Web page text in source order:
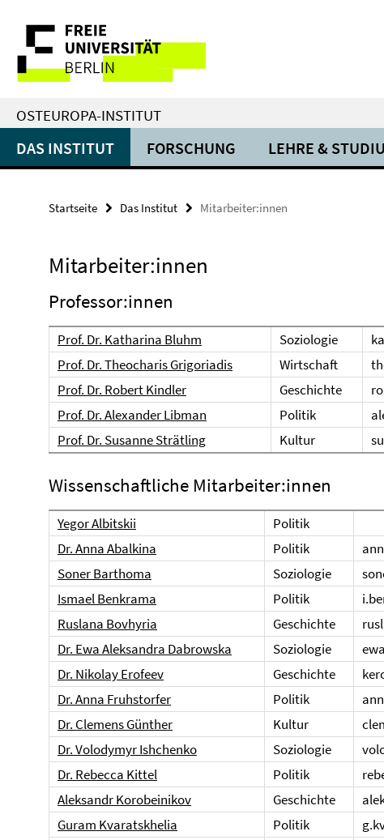
direkt
Inhalt
Service-
Navigation
OSTEUROPA-INSTITUT
DAS INSTITUT FORSCHUNG LEHRE &
Startseite Das Institut Mitarbeiter:innen
Mitarbeiter:innen
Professor:innen
Prof. Dr. Katharina Bluhm Soziologie
Prof. Dr. Theocharis Grigoriadis
Wirtschaft
Prof. Dr. Robert Kindler
Geschichte
Prof. Dr. Alexander Libman
Politik
Prof. Dr. Susanne Strätling
Kultur
Wissenschaftliche Mitarbeiter:innen
Yegor Albitskii
Politik
Dr. Anna Abalkina
Politik
Soner Barthoma
Soziologie
Ismael Benkrama
Politik
Ruslana Bovhyria
Geschichte
Dr. Ewa Aleksandra Dabrowska
Soziologie
Dr. Nikolay Erofeev
Geschichte
Dr. Anna Fruhstorfer
Politik
Dr. Clemens Günther
Kultur
Dr. Volodymyr Ishchenko
Soziologie
Dr. Rebecca Kittel
Politik
Aleksandr Korobeinikov
Geschichte
Guram Kvaratskhelia
Politik